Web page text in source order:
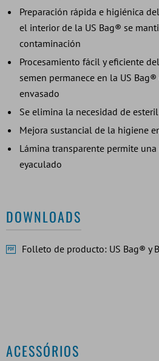
Preparación rápida e higiénica
el interior de la US Bag® se
contaminación
Procesamiento fácil y eficiente
semen permanece en la US
envasado
Se elimina la necesidad de
Mejora sustancial de la higiene
Lámina transparente permite
eyaculado
DOWNLOADS
Folleto de producto: US Bag® y
ACESSÓRIOS